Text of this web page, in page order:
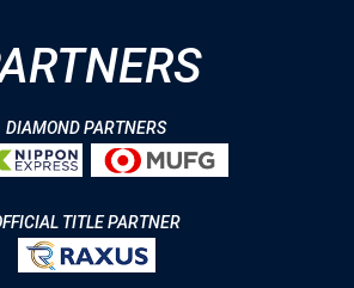
DIAMOND PARTNERS
TITLE PARTNER